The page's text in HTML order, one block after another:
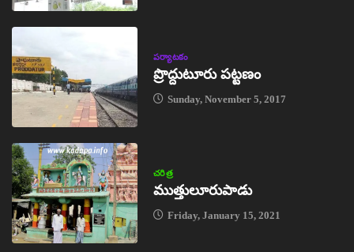
పర్యాటకం
ప్రొద్దుటూరు పట్టణం
Sunday, November 5, 2017
చరిత్ర
ముత్తులూరుపాడు
Friday, January 15, 2021